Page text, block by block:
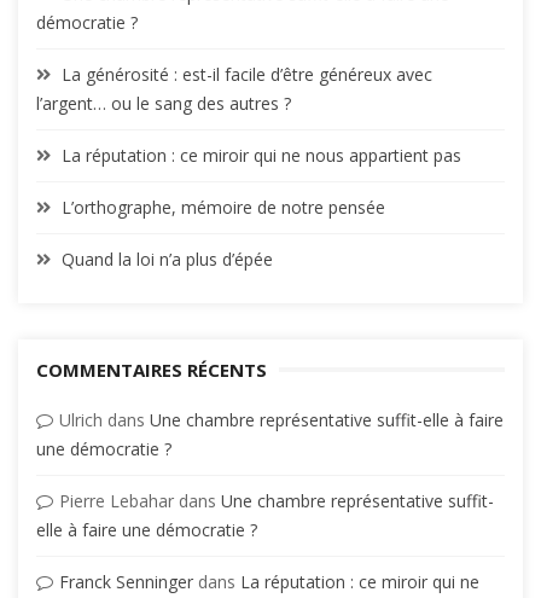
démocratie ?
La générosité : est-il facile d’être généreux avec
l’argent… ou le sang des autres ?
La réputation : ce miroir qui ne nous appartient pas
L’orthographe, mémoire de notre pensée
Quand la loi n’a plus d’épée
COMMENTAIRES RÉCENTS
Ulrich dans Une chambre représentative suffit-elle à faire
une démocratie ?
Pierre Lebahar dans Une chambre représentative suffit-
elle à faire une démocratie ?
Franck Senninger dans La réputation : ce miroir qui ne